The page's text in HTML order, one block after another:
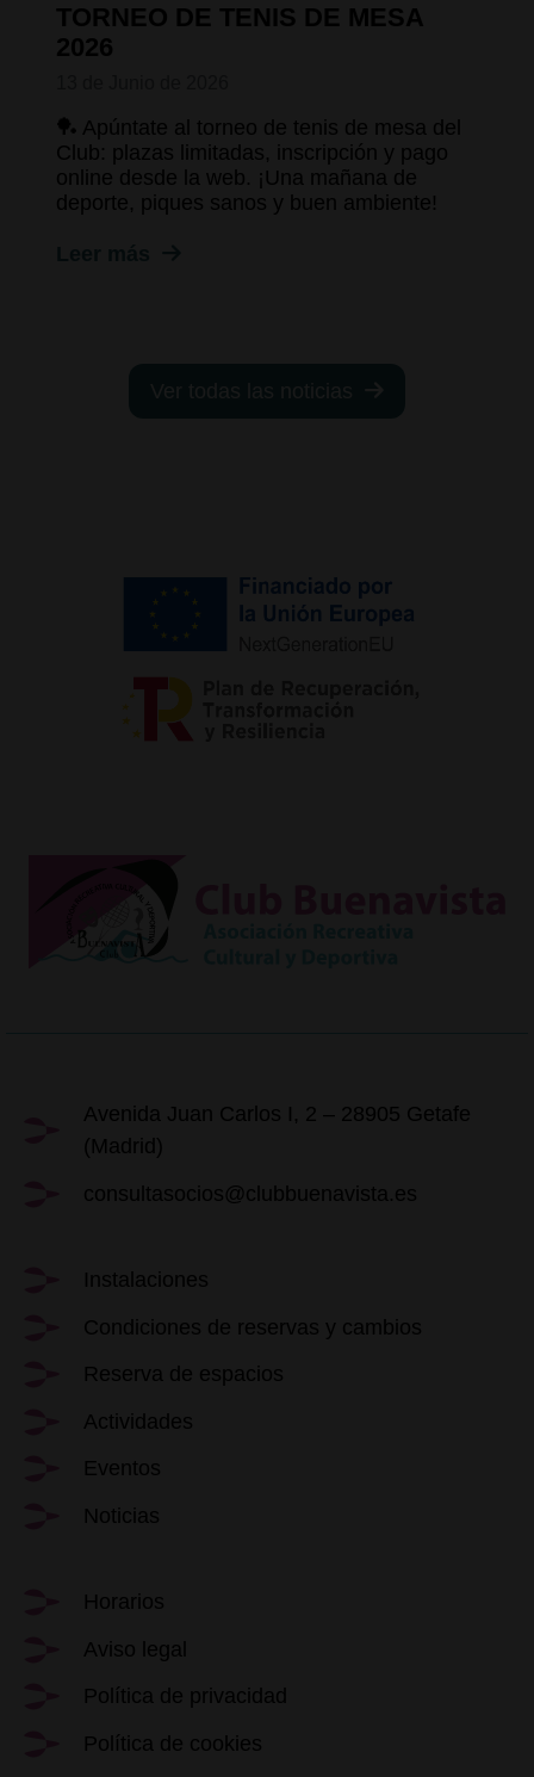
TORNEO DE TENIS DE MESA
2026
🏓 Apúntate al torneo de tenis de mesa del
Club: plazas limitadas, inscripción y pago
online desde la web. ¡Una mañana de
deporte, piques sanos y buen ambiente!
Avenida Juan Carlos I, 2 – 28905 Getafe
(Madrid)
consultasocios@clubbuenavista.es
Instalaciones
Condiciones de reservas y cambios
Reserva de espacios
Actividades
Eventos
Noticias
Horarios
Aviso legal
Política de privacidad
Política de cookies